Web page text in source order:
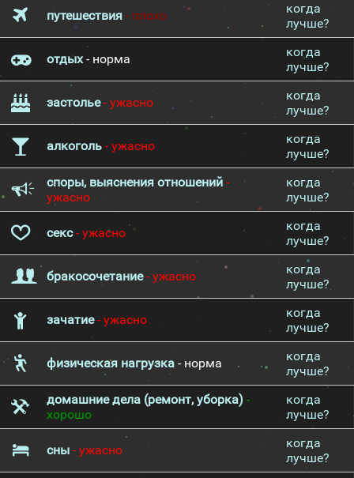
путешествия - плохо
когда
лучше?
отдых- норма
когда
лучше?
застолье- ужасно
когда
лучше?
алкоголь - ужасно
когда
лучше?
споры, выяснения отношений -
ужасно
когда
лучше?
секс- ужасно
когда
лучше?
бракосочетание- ужасно
когда
лучше?
зачатие- ужасно
когда
лучше?
физическая нагрузка - норма
когда
лучше?
домашние дела (ремонт, уборка) -
хорошо
когда
лучше?
сны - ужасно
когда
лучше?